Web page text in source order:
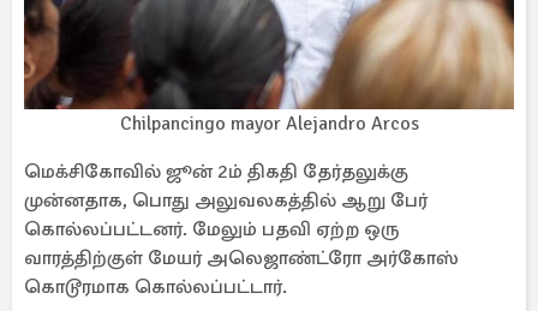
Chilpancingo mayor Alejandro Arcos
மெக்சிகோவில் ஜூன் 2ம் திகதி தேர்தலுக்கு
முன்னதாக, பொது அலுவலகத்தில் ஆறு பேர்
கொல்லப்பட்டனர். மேலும் பதவி ஏற்ற ஒரு
வாரத்திற்குள் மேயர் அலெஜாண்ட்ரோ அர்கோஸ்
கொடூரமாக கொல்லப்பட்டார்.